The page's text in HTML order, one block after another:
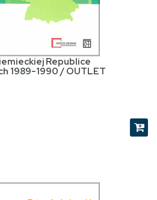
Republice
1989-1990 / OUTLET